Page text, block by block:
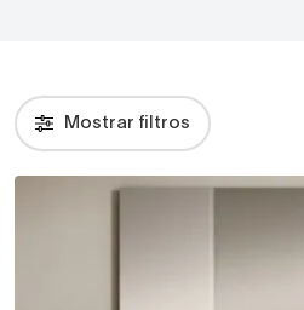
Mostrar filtros